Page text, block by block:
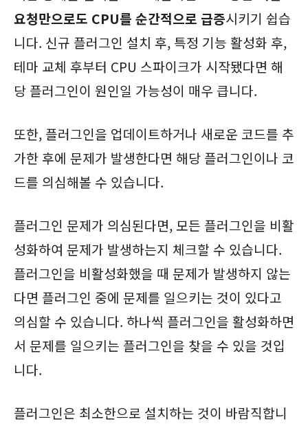
요청만으로도 CPU를 순간적으로 급증시키기 쉽습
니다. 신규 플러그인 설치 후, 특정 기능 활성화 후,
테마 교체 후부터 CPU 스파이크가 시작됐다면 해
당 플러그인이 원인일 가능성이 매우 큽니다.
또한, 플러그인을 업데이트하거나 새로운 코드를 추
가한 후에 문제가 발생한다면 해당 플러그인이나 코
드를 의심해볼 수 있습니다.
플러그인 문제가 의심된다면, 모든 플러그인을 비활
성화하여 문제가 발생하는지 체크할 수 있습니다.
플러그인을 비활성화했을 때 문제가 발생하지 않는
다면 플러그인 중에 문제를 일으키는 것이 있다고
의심할 수 있습니다. 하나씩 플러그인을 활성화하면
서 문제를 일으키는 플러그인을 찾을 수 있을 것입
니다.
플러그인은 최소한으로 설치하는 것이 바람직합니